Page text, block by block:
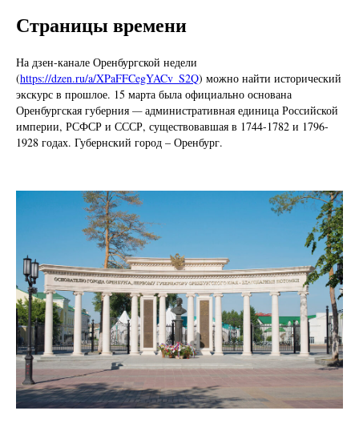
Страницы времени
На дзен-канале Оренбургской недели
(https://dzen.ru/a/XPaFFCegYACv_S2Q) можно найти исторический
экскурс в прошлое. 15 марта была официально основана
Оренбургская губерния —административная единица Российской
империи, РСФСР и СССР, существовавшая в 1744-1782 и 1796-
1928 годах. Губернский город – Оренбург.